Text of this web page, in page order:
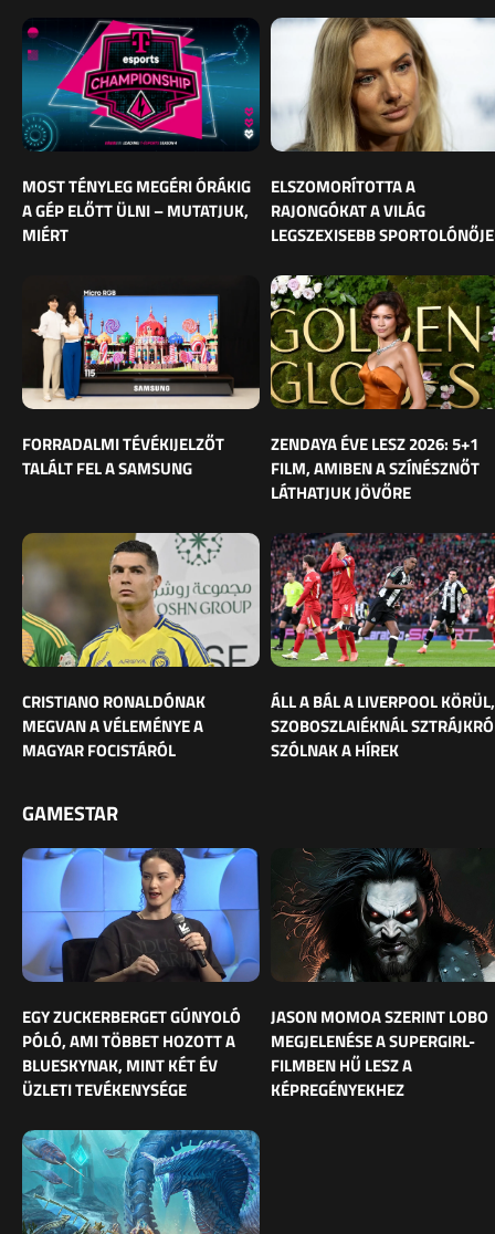
MOST TÉNYLEG MEGÉRI ÓRÁKIG
A GÉP ELŐTT ÜLNI – MUTATJUK,
MIÉRT
ELSZOMORÍTOTTA A
RAJONGÓKAT A VILÁG
LEGSZEXISEBB SPORTOLÓNŐJE
FORRADALMI TÉVÉKIJELZŐT
TALÁLT FEL A SAMSUNG
ZENDAYA ÉVE LESZ 2026: 5+1
FILM, AMIBEN A SZÍNÉSZNŐT
LÁTHATJUK JÖVŐRE
CRISTIANO RONALDÓNAK
MEGVAN A VÉLEMÉNYE A
MAGYAR FOCISTÁRÓL
ÁLL A BÁL A LIVERPOOL KÖRÜL,
SZOBOSZLAIÉKNÁL
SZÓLNAK A HÍREK
GAMESTAR
EGY ZUCKERBERGET GÚNYOLÓ
PÓLÓ, AMI TÖBBET HOZOTT A
BLUESKYNAK, MINT KÉT ÉV
ÜZLETI TEVÉKENYSÉGE
JASON MOMOA SZERINT LOBO
MEGJELENÉSE A SUPERGIRL-
FILMBEN HŰ LESZ A
KÉPREGÉNYEKHEZ